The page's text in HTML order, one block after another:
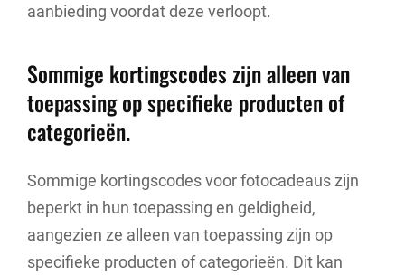
aanbieding voordat deze verloopt.
Sommige kortingscodes zijn alleen van
toepassing op specifieke producten of
categorieën.
Sommige kortingscodes voor fotocadeaus zijn
beperkt in hun toepassing en geldigheid,
aangezien ze alleen van toepassing zijn op
specifieke producten of categorieën. Dit kan